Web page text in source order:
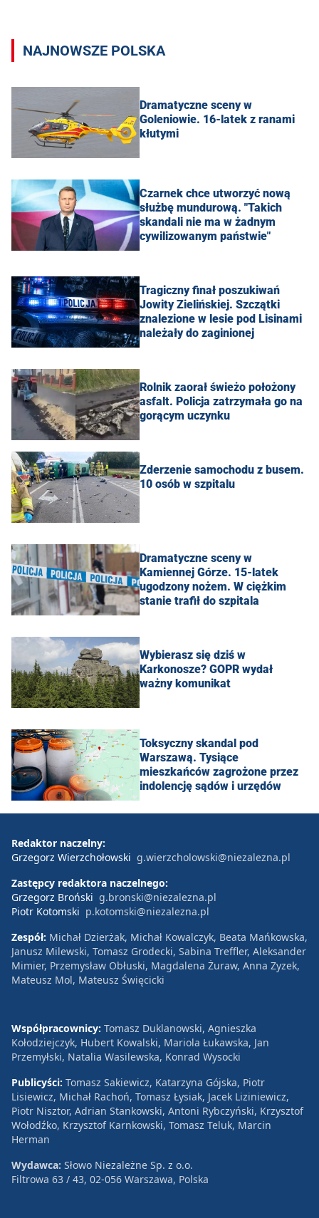
NAJNOWSZE POLSKA
Dramatyczne sceny w
Goleniowie. 16-latek z ranami
kłutymi
Czarnek chce utworzyć nową
służbę mundurową. "Takich
skandali nie ma w żadnym
cywilizowanym państwie"
Tragiczny finał poszukiwań
Jowity Zielińskiej. Szczątki
znalezione w lesie pod Lisinami
należały do zaginionej
Rolnik zaorał świeżo położony
asfalt. Policja zatrzymała go na
gorącym uczynku
Zderzenie samochodu z busem.
10 osób w szpitalu
Dramatyczne sceny w
Kamiennej Górze. 15-latek
ugodzony nożem. W ciężkim
stanie trafił do szpitala
Wybierasz się dziś w
Karkonosze? GOPR wydał
ważny komunikat
Toksyczny skandal pod
Warszawą. Tysiące
mieszkańców zagrożone przez
indolencję sądów i urzędów
Redaktor naczelny:
Grzegorz Wierzchołowski g.wierzcholowski@niezalezna.pl
Zastępcy redaktora naczelnego:
Grzegorz Broński g.bronski@niezalezna.pl
Piotr Kotomski p.kotomski@niezalezna.pl
Zespół: Michał Dzierżak, Michał Kowalczyk, Beata Mańkowska,
Janusz Milewski, Tomasz Grodecki, Sabina Treffler, Aleksander
Mimier, Przemysław Obłuski, Magdalena Żuraw, Anna Zyzek,
Mateusz Mol, Mateusz Święcicki
Współpracownicy: Tomasz Duklanowski, Agnieszka
Kołodziejczyk, Hubert Kowalski, Mariola Łukawska, Jan
Przemyłski, Natalia Wasilewska, Konrad Wysocki
Publicyści: Tomasz Sakiewicz, Katarzyna Gójska, Piotr
Lisiewicz, Michał Rachoń, Tomasz Łysiak, Jacek Liziniewicz,
Piotr Nisztor, Adrian Stankowski, Antoni Rybczyński, Krzysztof
Wołodźko, Krzysztof Karnkowski, Tomasz Teluk, Marcin
Herman
Wydawca: Słowo Niezależne Sp. z o.o.
Filtrowa 63 / 43, 02-056 Warszawa, Polska